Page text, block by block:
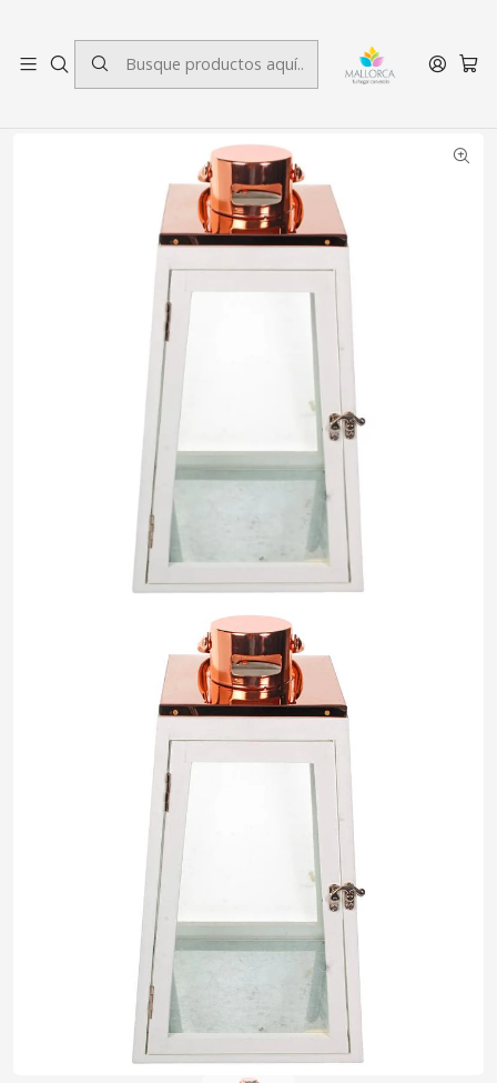
Inicio Decoración Fanales Fanal Copper Grande